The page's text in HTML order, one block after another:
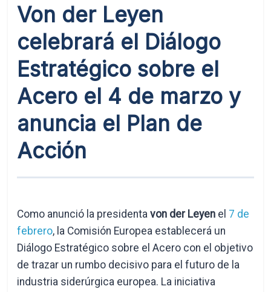
Von der Leyen
celebrará el Diálogo
Estratégico sobre el
Acero el 4 de marzo y
anuncia el Plan de
Acción
Como anunció la presidentavon der Leyen el 7 de
febrero, la Comisión Europea establecerá un
Diálogo Estratégico sobre el Acero con el objetivo
de trazar un rumbo decisivo para el futuro de la
industria siderúrgica europea. La iniciativa